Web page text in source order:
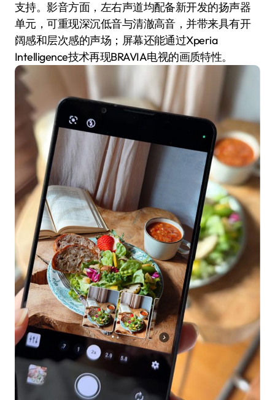
支持。影音方面，左右声道均配备新开发的扬声器
单元，可重现深沉低音与清澈高音，并带来具有开
阔感和层次感的声场；屏幕还能通过Xperia
Intelligence技术再现BRAVIA电视的画质特性。